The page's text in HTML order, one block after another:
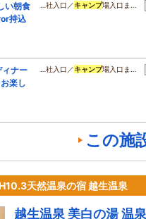
い朝食
持込
…社入口／キャンプ場入口ま…
ィナー
楽し
…社入口／キャンプ場入口ま…
この施
天然温泉の宿 越生温泉
越生温泉 美白の湯 温